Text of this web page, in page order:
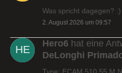
Was spricht dagegen? :)
2. August 2026 um 09:57
Hero6 hat eine
DeLonghi
Type: ECAM 510.55.M